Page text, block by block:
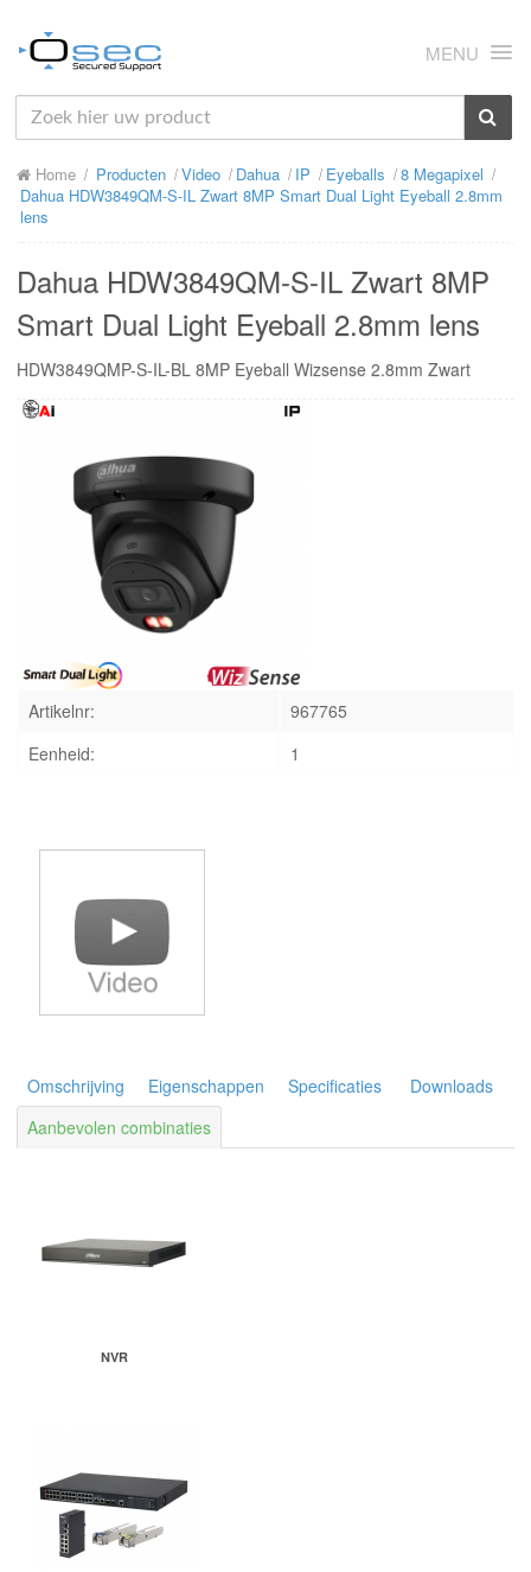
MENU
HOME
OVER ONS
PRODUCTEN
SUPPORT
RMA
CONTACT
INLOGGEN
Home Producten Video Dahua IP Eyeballs
8 Megapixel
Dahua HDW3849QM-S-IL Zwart 8MP Smart Dual Light Eyeball 2.8mm
lens
Dahua HDW3849QM-S-IL Zwart 8MP
Smart Dual Light Eyeball 2.8mm lens
HDW3849QMP-S-IL-BL 8MP Eyeball Wizsense 2.8mm Zwart
Artikelnr:
967765
Eenheid:
1
Omschrijving Eigenschappen Specificaties
Downloads
Aanbevolen combinaties
NVR